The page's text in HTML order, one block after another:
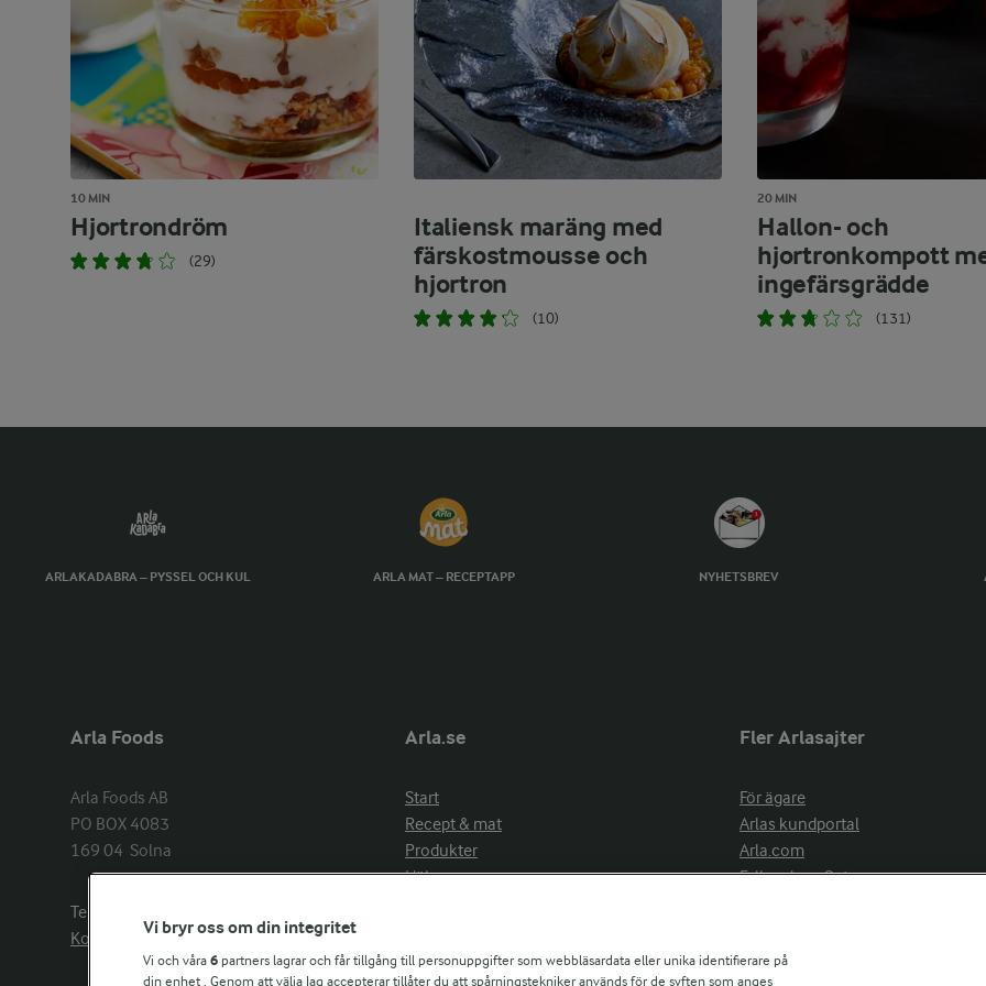
10 MIN
Hjortrondröm
(29)
Italiensk maräng med
färskostmousse och
hjortron
(10)
20 MIN
Hallon- och
hjortronkompott
ingefärsgrädde
(131)
ARLAKADABRA – PYSSEL OCH KUL ARLA MAT – RECEPTAPP NYHETSBREV
Arla Foods
Arla Foods AB
PO BOX 4083
169 04  Solna
Telefon:
Kontakta oss
Arla.se
Start
Recept & mat
Produkter
Hälsa
Aktuellt
Fler Arlasajter
För ägare
Arlas kundportal
Arla.com
Falbygdens Ost
Vi bryr oss om din integritet
Vi och våra 6 partners lagrar och får tillgång till personuppgifter som webbläsardata eller unika identifierare på
din enhet . Genom att välja Jag accepterar tillåter du att spårningstekniker används för de syften som anges